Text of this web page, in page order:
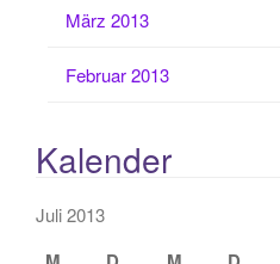
März 2013
Februar 2013
Kalender
Juli 2013